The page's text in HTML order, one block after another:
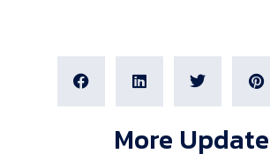
More